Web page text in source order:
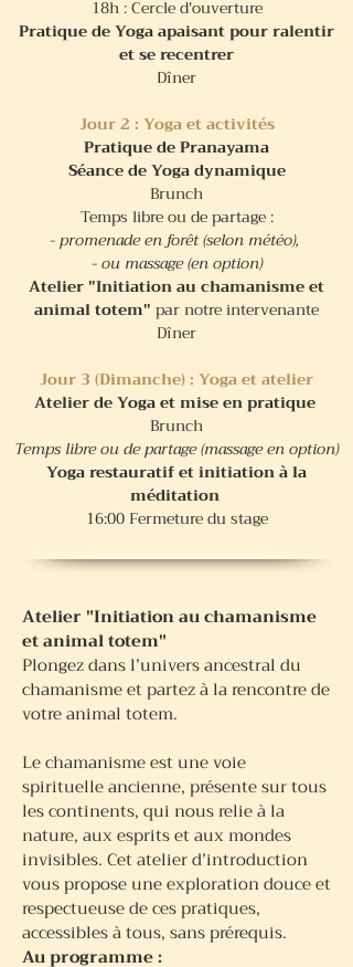
18h : Cercle d'ouverture
Pratique de Yoga apaisant pour ralentir
et se recentrer
Dîner
Jour 2 : Yoga et activités
Pratique de Pranayama
Séance de Yoga dynamique
Brunch
Temps libre ou de partage :
- promenade en forêt (selon météo),
- ou massage (en option)
Atelier "Initiation au chamanisme et
animal totem" par notre intervenante
Dîner​
Jour 3 (Dimanche) : Yoga et atelier
Atelier de Yoga et mise en pratique
Brunch
Temps libre ou de partage (massage en option)
Yoga restauratif et initiation à la
méditation
16:00 Fermeture du stage
Atelier "Initiation au chamanisme
et animal totem"
​Plongez dans l’univers ancestral du
chamanisme et partez à la rencontre de
votre animal totem.
Le chamanisme est une voie
spirituelle ancienne, présente sur tous
les continents, qui nous relie à la
nature, aux esprits et aux mondes
invisibles. Cet atelier d’introduction
vous propose une exploration douce et
respectueuse de ces pratiques,
accessibles à tous, sans prérequis.
Au programme :